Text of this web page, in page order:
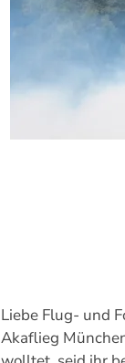
Liebe Flug- und
Akaflieg